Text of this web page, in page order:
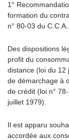
1°
formation du
n° 80-03 du
Des dispositions
profit du
distance (loi du 12
de démarchage à
de crédit (loi n°
juillet 1979).
Il est apparu
accordée aux